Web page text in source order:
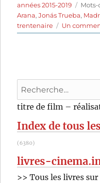
le
années 2015-2019
Mots-
Arana,Jonás Trueba,
trentenaire
Un
Recherche
pour
titre de film –
Index de tous
(6380)
livres-
>> Tous les livres